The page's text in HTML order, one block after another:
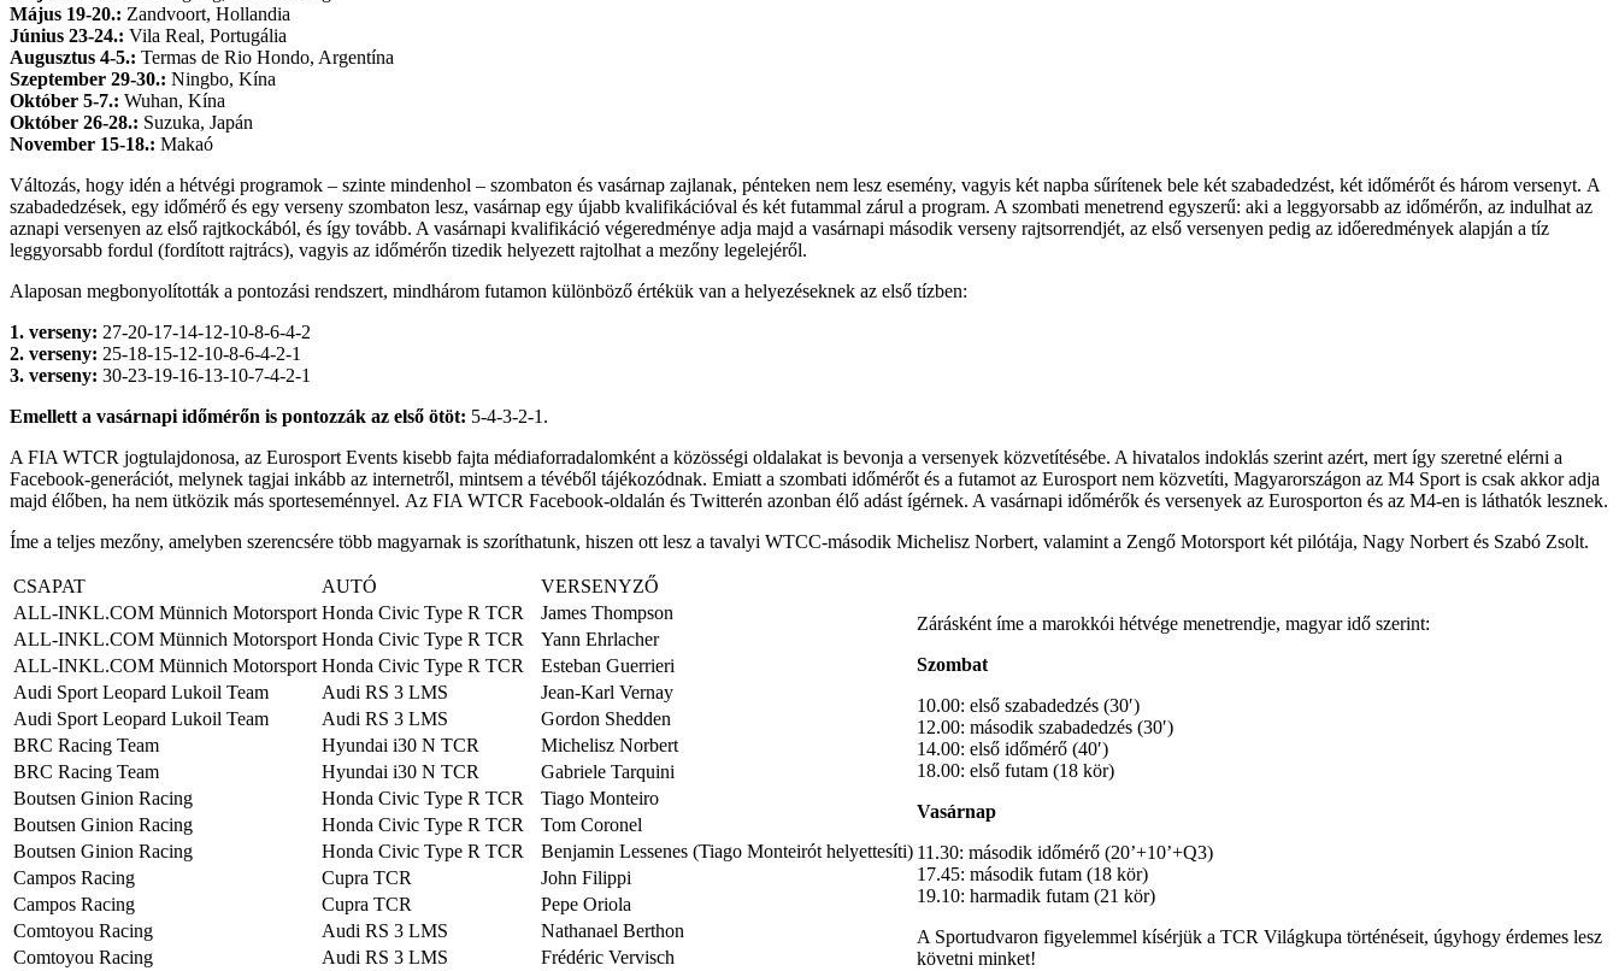
Május 19-20.: Zandvoort, Hollandia
Június 23-24.: Vila Real, Portugália
Augusztus 4-5.: Termas de Rio Hondo, Argentína
Szeptember 29-30.: Ningbo, Kína
Október 5-7.: Wuhan, Kína
Október 26-28.: Suzuka, Japán
November 15-18.: Makaó
Változás, hogy idén a hétvégi programok – szinte mindenhol – szombaton és vasárnap zajlanak, pénteken nem lesz esemény, vagyis két napba sűrítenek bele két szabadedzést, két időmérőt és három versenyt. A
szabadedzések, egy időmérő és egy verseny szombaton lesz, vasárnap egy újabb kvalifikációval és két futammal zárul a program. A szombati menetrend egyszerű: aki a leggyorsabb az időmérőn, az indulhat az
aznapi versenyen az első rajtkockából, és így tovább. A vasárnapi kvalifikáció végeredménye adja majd a vasárnapi második verseny rajtsorrendjét, az első versenyen pedig az időeredmények alapján a tíz
leggyorsabb fordul (fordított rajtrács), vagyis az időmérőn tizedik helyezett rajtolhat a mezőny legelejéről.
Alaposan megbonyolították a pontozási rendszert, mindhárom futamon különböző értékük van a helyezéseknek az első tízben:
1. verseny: 27-20-17-14-12-10-8-6-4-2
2. verseny: 25-18-15-12-10-8-6-4-2-1
3. verseny: 30-23-19-16-13-10-7-4-2-1
Emellett a vasárnapi időmérőn is pontozzák az első ötöt: 5-4-3-2-1.
A FIA WTCR jogtulajdonosa, az Eurosport Events kisebb fajta médiaforradalomként a közösségi oldalakat is bevonja a versenyek közvetítésébe. A hivatalos indoklás szerint azért, mert így szeretné elérni a
Facebook-generációt, melynek tagjai inkább az internetről, mintsem a tévéből tájékozódnak. Emiatt a szombati időmérőt és a futamot az Eurosport nem közvetíti, Magyarországon az M4 Sport is csak akkor adja
majd élőben, ha nem ütközik más sporteseménnyel. Az FIA WTCR Facebook-oldalán és Twitterén azonban élő adást ígérnek. A vasárnapi időmérők és versenyek az Eurosporton és az M4-en is láthatók lesznek.
Íme a teljes mezőny, amelyben szerencsére több magyarnak is szoríthatunk, hiszen ott lesz a tavalyi WTCC-második Michelisz Norbert, valamint a Zengő Motorsport két pilótája, Nagy Norbert és Szabó Zsolt.
CSAPAT AUTÓ
VERSENYZŐ
ALL-INKL.COM Münnich Motorsport Honda Civic Type R TCR
James Thompson
ALL-INKL.COM Münnich Motorsport Honda Civic Type R TCR
Yann Ehrlacher
ALL-INKL.COM Münnich Motorsport Honda Civic Type R TCR
Esteban Guerrieri
Audi Sport Leopard Lukoil Team
Audi RS 3 LMS
Jean-Karl Vernay
Audi Sport Leopard Lukoil Team
Audi RS 3 LMS
Gordon Shedden
BRC Racing Team
Hyundai i30 N TCR
Michelisz Norbert
BRC Racing Team
Hyundai i30 N TCR
Gabriele Tarquini
Boutsen Ginion Racing
Honda Civic Type R TCR
Tiago Monteiro
Boutsen Ginion Racing
Honda Civic Type R TCR
Tom Coronel
Boutsen Ginion Racing
Honda Civic Type R TCR
Benjamin Lessenes (Tiago Monteirót helyettesíti)
Campos Racing
Cupra TCR
John Filippi
Campos Racing
Cupra TCR
Pepe Oriola
Comtoyou Racing
Audi RS 3 LMS
Nathanael Berthon
Comtoyou Racing
Audi RS 3 LMS
Frédéric Vervisch
Zárásként íme a marokkói hétvége menetrendje, magyar idő szerint:
Szombat
10.00: első szabadedzés (30′)
12.00: második szabadedzés (30′)
14.00: első időmérő (40′)
18.00: első futam (18 kör)
Vasárnap
11.30: második időmérő (20’+10’+Q3)
17.45: második futam (18 kör)
19.10: harmadik futam (21 kör)
A Sportudvaron figyelemmel kísérjük a TCR Világkupa történéseit, úgyhogy érdemes lesz
követni minket!